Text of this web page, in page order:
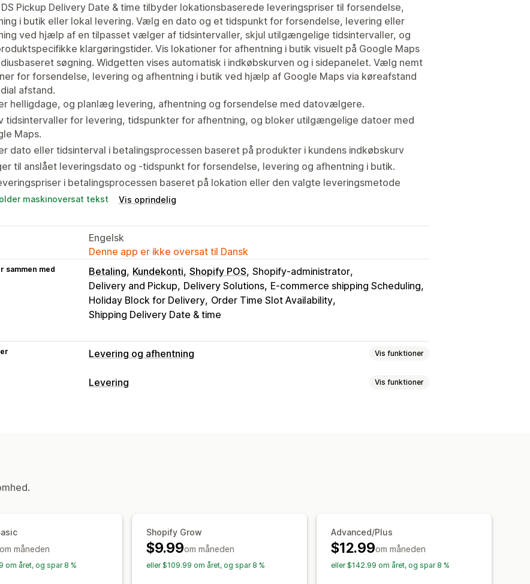
Pickup Delivery Date & time tilbyder lokationsbaserede leveringspriser til forsendelse,
i butik eller lokal levering. Vælg en dato og et tidspunkt for forsendelse, levering eller
ved hjælp af en tilpasset vælger af tidsintervaller, skjul utilgængelige tidsintervaller, og
klargøringstider. Vis lokationer for afhentning i butik visuelt på Google Maps
søgning. Widgetten vises automatisk i indkøbskurven og i sidepanelet. Vælg nemt
for forsendelse, levering og afhentning i butik ved hjælp af Google Maps via køreafstand
afstand.
helligdage, og planlæg levering, afhentning og forsendelse med datovælgere.
tidsintervaller for levering, tidspunkter for afhentning, og bloker utilgængelige datoer med
Maps.
dato eller tidsinterval i betalingsprocessen baseret på produkter i kundens indkøbskurv
til anslået leveringsdato og -tidspunkt for forsendelse, levering og afhentning i butik.
i betalingsprocessen baseret på lokation eller den valgte leveringsmetode
maskinoversat tekst Vis oprindelig
Engelsk
Denne app er ikke oversat til Dansk
sammen med Betaling Kundekonti Shopify POS Shopify-administrator
Delivery and Pickup Delivery Solutions E-commerce shipping Scheduling
Holiday Block for Delivery Order Time Slot Availability
Shipping Delivery Date & time
Levering og afhentning Vis funktioner
Leveringsmuligheder
SMS-notifikationer Leveringskort
Chaufførsporing
Ordresporing Bevis for levering
Levering Vis funktioner
Mailnotifikationer
Leveringsanalyse
om måneden
om året, og spar 8 %
Shopify Grow
$9.99om måneden
eller $109.99 om året, og spar 8 %
Advanced/Plus
$12.99om måneden
eller $142.99 om året, og spar 8 %